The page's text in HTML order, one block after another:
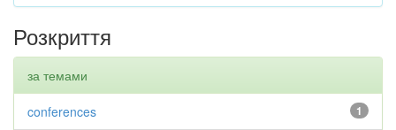
Розкриття
за темами
1
conferences